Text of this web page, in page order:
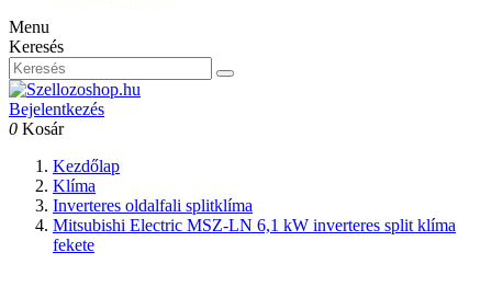
Menu
Keresés
Bejelentkezés
0 Kosár
Kezdőlap
Klíma
Inverteres oldalfali splitklíma
Mitsubishi Electric MSZ-LN 6,1 kW inverteres split klíma
fekete